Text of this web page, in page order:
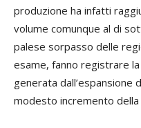
produzione ha infatti
volume comunque al di
palese sorpasso delle
esame, fanno registrare
generata dall’espansione
modesto incremento